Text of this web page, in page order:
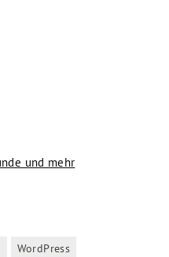
und mehr
WordPress